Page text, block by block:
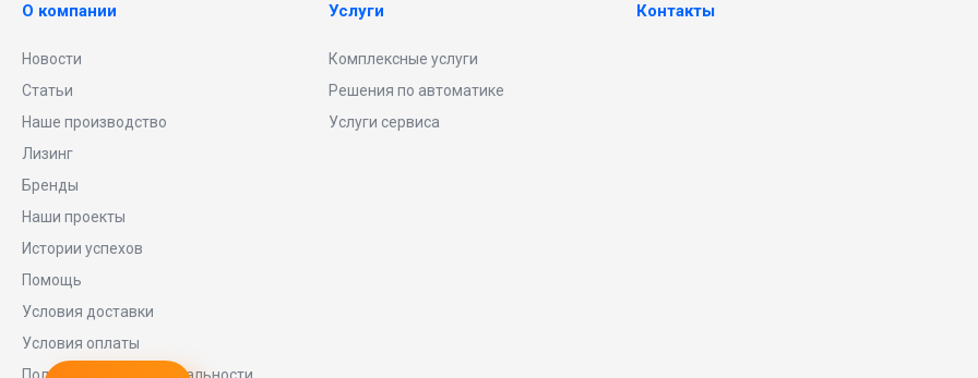
О компании
Новости
Статьи
Наше производство
Лизинг
Бренды
Наши проекты
Истории успехов
Помощь
Условия доставки
Условия оплаты
Услуги
Комплексные услуги
Решения по автоматике
Услуги сервиса
Контакты